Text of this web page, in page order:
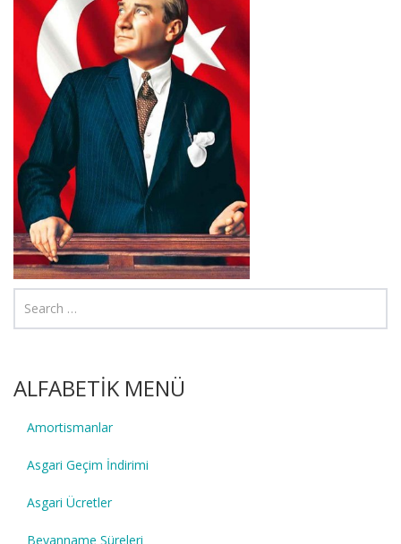
ALFABETİK MENÜ
Amortismanlar
Asgari Geçim İndirimi
Asgari Ücretler
Beyanname Süreleri